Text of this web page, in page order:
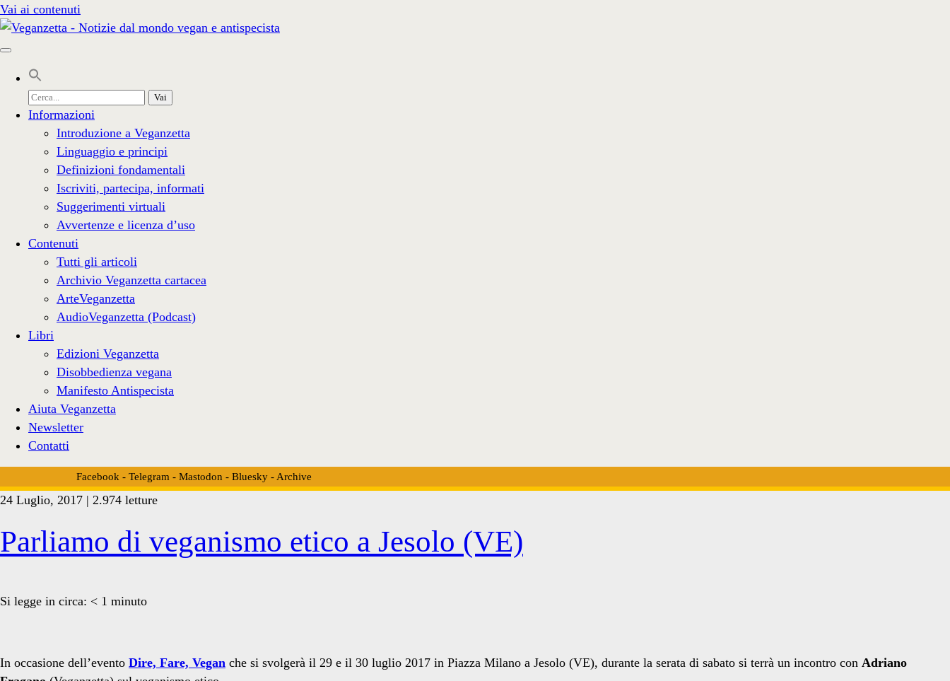
Vai ai contenuti
Cerca
per:
Informazioni
Introduzione a Veganzetta
Linguaggio e principi
Definizioni fondamentali
Iscriviti, partecipa, informati
Suggerimenti virtuali
Avvertenze e licenza d’uso
Contenuti
Tutti gli articoli
Archivio Veganzetta cartacea
ArteVeganzetta
AudioVeganzetta (Podcast)
Libri
Edizioni Veganzetta
Disobbedienza vegana
Manifesto Antispecista
Aiuta Veganzetta
Newsletter
Contatti
Facebook - Telegram - Mastodon - Bluesky- Archive
Tag:
vegan</span>
24 Luglio, 2017 | 2.974 letture
Parliamo di veganismo etico a Jesolo (VE)
Si legge in circa: < 1 minuto
In occasione dell’evento Dire, Fare, Vegan che si svolgerà il 29 e il 30 luglio 2017 in Piazza Milano a Jesolo (VE), durante la serata di sabato si terrà un incontro con Adriano